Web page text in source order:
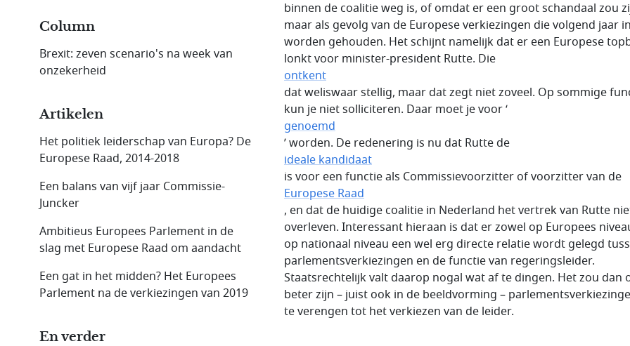
binnen de coalitie weg is, of omdat er een groot schandaal zou
maar als gevolg van de Europese verkiezingen die volgend jaar
worden gehouden. Het schijnt namelijk dat er een Europese
lonkt voor minister-president Rutte. Die
ontkent
dat weliswaar stellig, maar dat zegt niet zoveel. Op sommige
kun je niet solliciteren. Daar moet je voor ‘
genoemd
’ worden. De redenering is nu dat Rutte de
ideale kandidaat
is voor een functie als Commissievoorzitter of voorzitter van de
Europese Raad
, en dat de huidige coalitie in Nederland het vertrek van Rutte
overleven. Interessant hieraan is dat er zowel op Europees
op nationaal niveau een wel erg directe relatie wordt gelegd
parlementsverkiezingen en de functie van regeringsleider.
Staatsrechtelijk valt daarop nogal wat af te dingen. Het zou dan
beter zijn – juist ook in de beeldvorming –
te verengen tot het verkiezen van de leider.
Column
Brexit: zeven scenario's na week van
onzekerheid
Artikelen
Het politiek leiderschap van Europa? De
Europese Raad, 2014-2018
Een balans van vijf jaar Commissie-
Juncker
Ambitieus Europees Parlement in de
slag met Europese Raad om aandacht
Een gat in het midden? Het Europees
Parlement na de verkiezingen van 2019
En verder